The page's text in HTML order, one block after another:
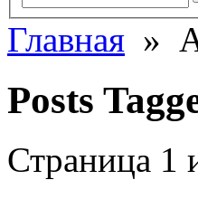
Главная »
Posts
Страница 1